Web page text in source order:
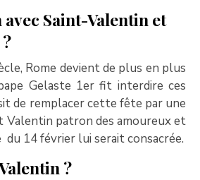
Saint-Valentin et
Rome devient de plus en plus
Gelaste 1er fit interdire ces
de remplacer cette fête par une
Valentin patron des amoureux et
du 14 février lui serait consacrée.
?